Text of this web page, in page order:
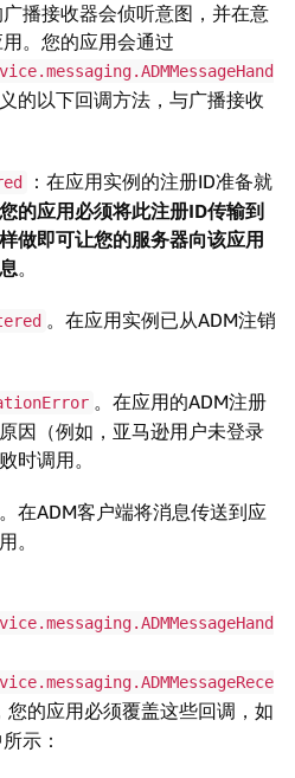
播接收器会侦听意图，并在意
。您的应用会通过
的以下回调方法，与广播接收
：在应用实例的注册ID准备就
您的应用必须将此注册ID传输到
做即可让您的服务器向该应用
。
。在应用实例已从ADM注销
。在应用的ADM注册
因（例如，亚马逊用户未登录
时调用。
。在ADM客户端将消息传送到应
。
您的应用必须覆盖这些回调，如
示：